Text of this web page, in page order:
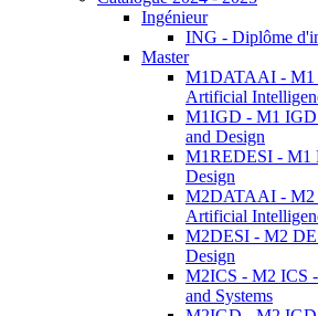
Ingénieur
ING - Diplôme
Master
M1DATAAI - M1
Artificial
M1IGD - M1 IGD
and Design
M1REDESI - M1
Design
M2DATAAI - M2
Artificial
M2DESI - M2
Design
M2ICS - M2 ICS
and Systems